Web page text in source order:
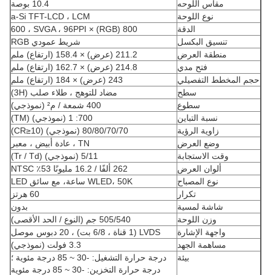
مقاس اللوحه
10.4 بوصة
نوع اللوحة
a-Si TFT-LCD ، LCM
الدقة
800 (RGB) × 600 ، SVGA ، 96PPI
تنسيق البكسل
شريط عمودي RGB
منطقة العرض
211.2 (عرض) × 158.4 (ارتفاع) ملم
فتح مدي
214.8 (عرض) × 162.7 (ارتفاع) ملم
حجم المخطط التفصيلي
243 (عرض) × 184 (ارتفاع) ملم
سطح
مضاد للتوهج ، طلاء صلب (3H)
سطوع
400 شمعة / م² (نموذجي)
نسبة التباين
700: 1 (نموذجي) (TM)
زاوية الرؤية
80/80/70/70 (نموذجي) (CR≥10)
وضع العرض
TN ، عادة أبيض ، معبر
وقت الاستجابة
5/11 (نموذجي) (Tr / Td)
ألوان العرض
262 ألفًا / 16.2 مليونًا 53٪ NTSC
نوع المصباح
WLED، 50K ساعة، مع سائق LED
تكرار
60 هرتز
شاشة لمسية
بدون
وزن اللوحة
505/540 جم (النوع / الحد الأقصى)
واجهة الإشارة
LVDS (1 قناة ، 6/8 بت) ، 20 دبوس موصل
مساهمة الجهد
3.3 فولت (نموذجي)
بيئة
درجة حرارة التشغيل: -30 ~ 85 درجة مئوية ؛
درجة حرارة التخزين: -30 ~ 85 درجة مئوية